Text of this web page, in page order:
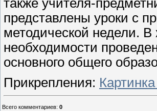
также учителя-
представлены уроки с
методической недели.
необходимости
основного общего
Прикрепления:
Всего комментариев: 0